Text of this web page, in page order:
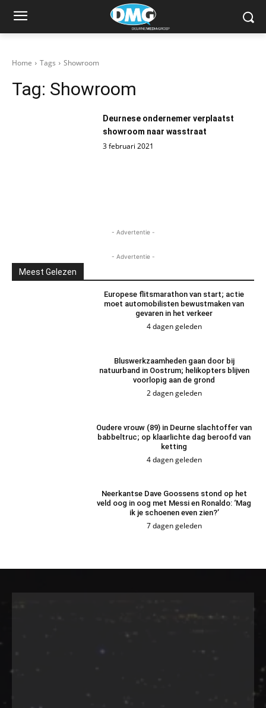
Home Tags Showroom
Tag: Showroom
Deurnese ondernemer verplaatst
showroom naar wasstraat
3 februari 2021
- Advertentie -
- Advertentie -
Meest Gelezen
Europese flitsmarathon van start; actie
moet automobilisten bewustmaken van
gevaren in het verkeer
4 dagen geleden
Bluswerkzaamheden gaan door bij
natuurband in Oostrum; helikopters blijven
voorlopig aan de grond
2 dagen geleden
Oudere vrouw (89) in Deurne slachtoffer van
babbeltruc; op klaarlichte dag beroofd van
ketting
4 dagen geleden
Neerkantse Dave Goossens stond op het
veld oog in oog met Messi en Ronaldo: ‘Mag
ik je schoenen even zien?’
7 dagen geleden